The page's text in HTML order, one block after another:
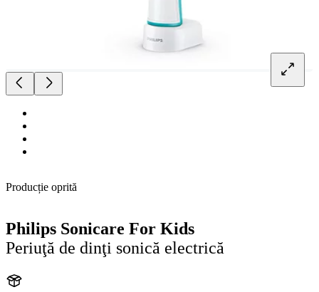
Producție oprită
Philips Sonicare For Kids
Periuţă de dinţi sonică electrică